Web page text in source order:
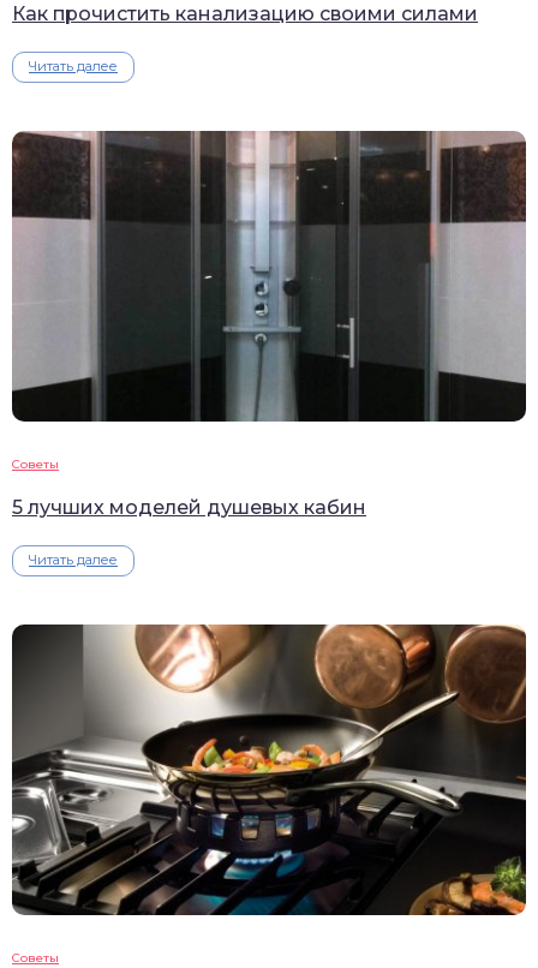
Как прочистить канализацию своими силами
Читать далее
Советы
5 лучших моделей душевых кабин
Читать далее
Советы